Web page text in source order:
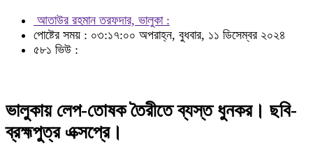
আতাউর রহমান তরফদার, ভালুকা :
পোষ্টের সময় : ০৩:১৭:০০ অপরাহ্ন, বুধবার, ১১ ডিসেম্বর ২০২৪
৫৮১ ভিউ :
ভালুকায় লেপ-তোষক তৈরীতে ব্যস্ত ধুনকর। ছবি-
ব্রহ্মপুত্র এক্সপ্রে।